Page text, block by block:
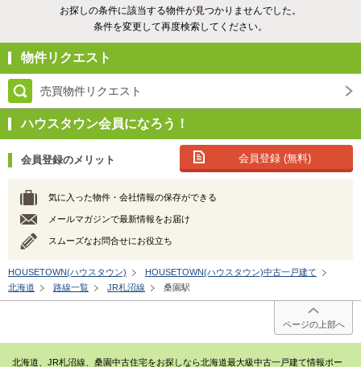
お探しの条件に該当する物件が見つかりませんでした。
条件を変更して再度検索してください。
物件リクエスト
売買物件リクエスト
ハウスタウン会員になろう！
会員登録のメリット 会員登録 (無料)
気に入った物件・会社情報の保存ができる
メールマガジンで最新情報をお届け
スムーズなお問合せにお役立ち
HOUSETOWN(ハウスタウン)
HOUSETOWN(ハウスタウン)中古一戸建て
北海道
路線一覧 JR札沼線 桑園駅
ページの上部へ
北海道、JR札沼線、桑園中古住宅をお探しなら北海道最大級中古一戸建て情報ポー